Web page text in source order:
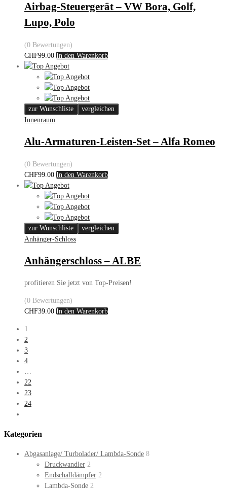
Airbag-Steuergerät – VW Bora, Golf,
Lupo, Polo
(0 Bewertungen)
CHF99.00 In den Warenkorb
zur Wunschliste
vergleichen
Innenraum
Alu-Armaturen-Leisten-Set – Alfa Romeo
(0 Bewertungen)
CHF99.00 In den Warenkorb
zur Wunschliste
vergleichen
Anhänger-Schloss
Anhängerschloss – ALBE
profitieren Sie jetzt von Top-Preisen!
(0 Bewertungen)
CHF39.00 In den Warenkorb
1
2
3
4
…
22
23
24
Kategorien
Abgasanlage/ Turbolader/ Lambda-Sonde 8
Druckwandler 2
Endschalldämpfer 2
Lambda-Sonde 2